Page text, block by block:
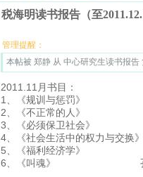
税海明读书报告（至
管理提醒：
本帖被 郑静 从 中心研究生读书报
2011.11月书目：
1、《规训与惩罚》
2、《不正常的人》
3、《必须保卫社会
4、《社会生活中的权力与
5、《福利经济学》
6、《叫魂》 孔